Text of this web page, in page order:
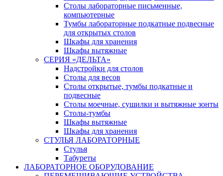
Столы лабораторные письменные,
компьютерные
Тумбы лабораторные подкатные подвесные
для открытых столов
Шкафы для хранения
Шкафы вытяжные
СЕРИЯ «ДЕЛЬТА»
Надстройки для столов
Столы для весов
Столы открытые, тумбы подкатные и
подвесные
Столы моечные, сушилки и вытяжные зонты
Столы-тумбы
Шкафы вытяжные
Шкафы для хранения
СТУЛЬЯ ЛАБОРАТОРНЫЕ
Стулья
Табуреты
ЛАБОРАТОРНОЕ ОБОРУДОВАНИЕ